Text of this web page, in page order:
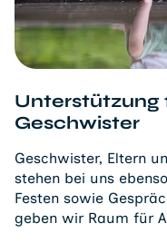
Unterstützung
Geschwister
Geschwister, Eltern
stehen bei uns
Festen sowie
geben wir Raum für